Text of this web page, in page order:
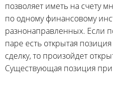
позволяет иметь на счету
по одному финансовому
разнонаправленных. Если
паре есть открытая
сделку, то произойдет
Существующая позиция при